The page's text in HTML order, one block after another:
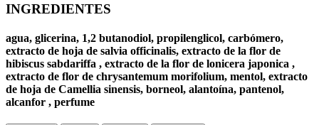
INGREDIENTES
agua, glicerina, 1,2 butanodiol, propilenglicol, carbómero,
extracto de hoja de salvia officinalis, extracto de la flor de
hibiscus sabdariffa , extracto de la flor de lonicera japonica ,
extracto de flor de chrysantemum morifolium, mentol, extracto
de hoja de Camellia sinensis, borneol, alantoína, pantenol,
alcanfor , perfume